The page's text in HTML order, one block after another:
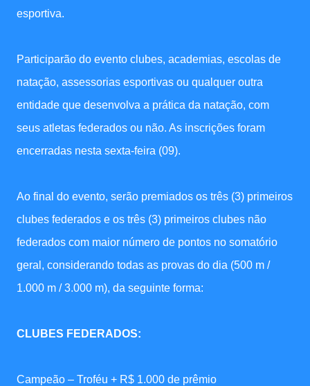
esportiva.
Participarão do evento clubes, academias, escolas de
natação, assessorias esportivas ou qualquer outra
entidade que desenvolva a prática da natação, com
seus atletas federados ou não. As inscrições foram
encerradas nesta sexta-feira (09).
Ao final do evento, serão premiados os três (3) primeiros
clubes federados e os três (3) primeiros clubes não
federados com maior número de pontos no somatório
geral, considerando todas as provas do dia (500 m /
1.000 m / 3.000 m), da seguinte forma:
CLUBES FEDERADOS:
Campeão – Troféu + R$ 1.000 de prêmio